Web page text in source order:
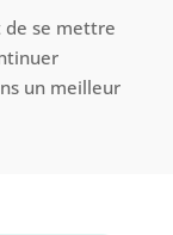
de se mettre
un meilleur